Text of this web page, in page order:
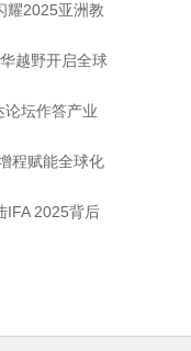
耀2025亚洲教
越野开启全球
论坛作答产业
程赋能全球化
IFA 2025背后